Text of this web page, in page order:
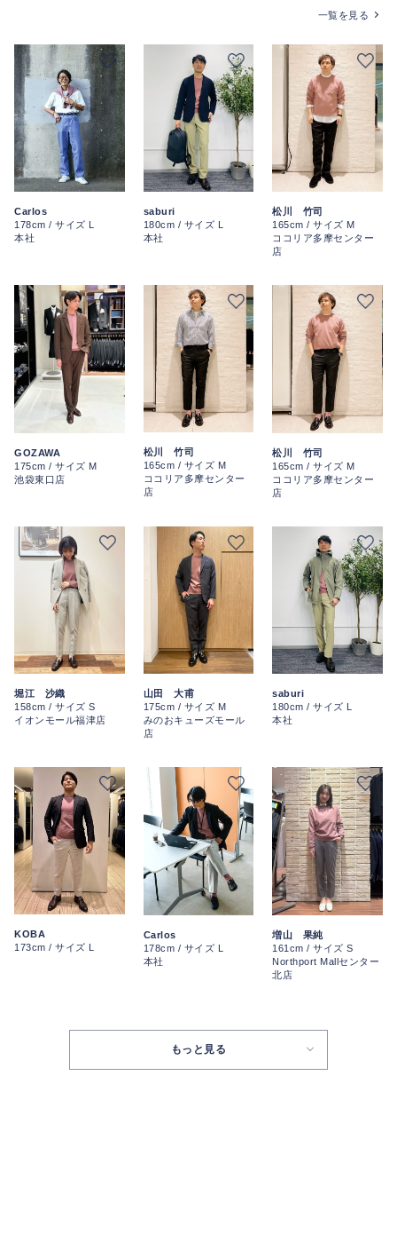
一覧を見る
Carlos
178cm / サイズ L
本社
saburi
180cm / サイズ L
本社
松川 竹司
165cm / サイズ M
ココリア多摩センター
店
GOZAWA
175cm / サイズ M
池袋東口店
松川 竹司
165cm / サイズ M
ココリア多摩センター
店
松川 竹司
165cm / サイズ M
ココリア多摩センター
店
堀江 沙織
158cm / サイズ S
イオンモール福津店
山田 大甫
175cm / サイズ M
みのおキューズモール
店
saburi
180cm / サイズ L
本社
KOBA
173cm / サイズ L
Carlos
178cm / サイズ L
本社
増山 果純
161cm / サイズ S
Northport Mallセンター
北店
もっと見る